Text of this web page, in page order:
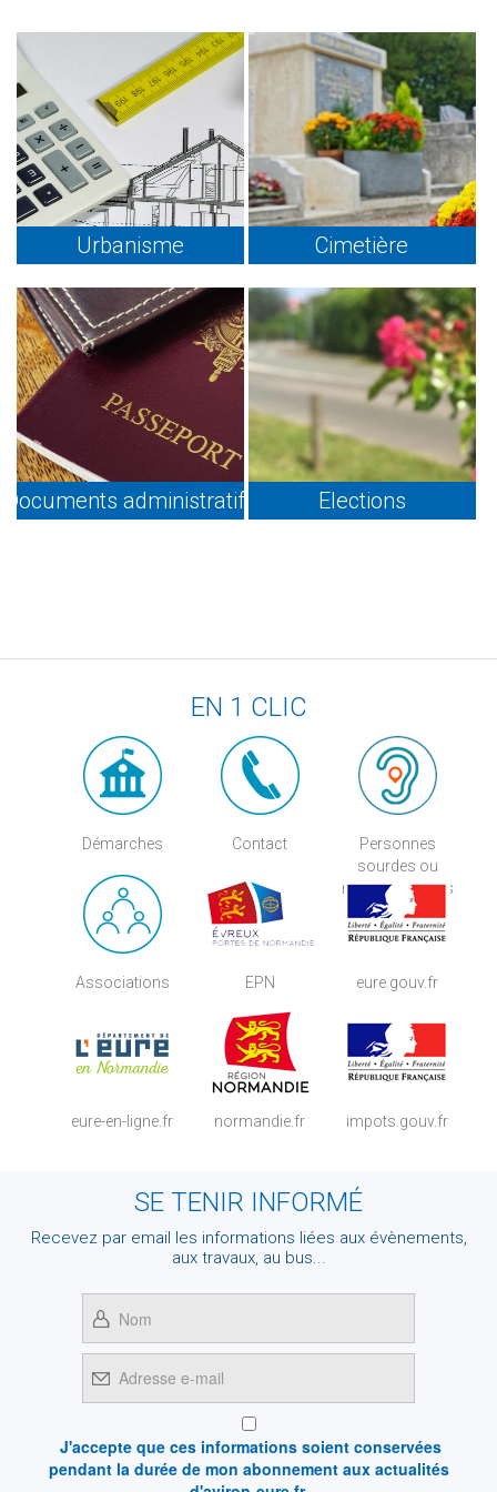
Urbanisme Cimetière
Documents administratifs Elections
EN 1 CLIC
Démarches Contact
Personnes
sourdes ou
malentendantes
Associations EPN eure.gouv.fr
eure-en-ligne.fr normandie.fr impots.gouv.fr
SE TENIR INFORMÉ
Recevez par email les informations liées aux évènements,
aux travaux, au bus...
J'accepte que ces informations soient conservées
pendant la durée de mon abonnement aux actualités